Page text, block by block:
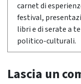
carnet di
festival,
libri e di serate a
politico-culturali.
Lascia un